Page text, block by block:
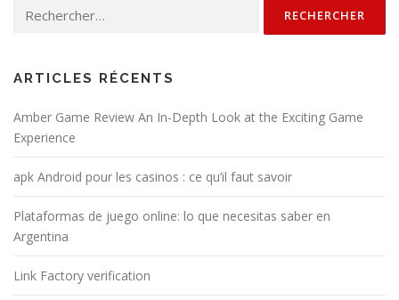
ARTICLES RÉCENTS
Amber Game Review An In-Depth Look at the Exciting Game
Experience
apk Android pour les casinos : ce qu’il faut savoir
Plataformas de juego online: lo que necesitas saber en
Argentina
Link Factory verification